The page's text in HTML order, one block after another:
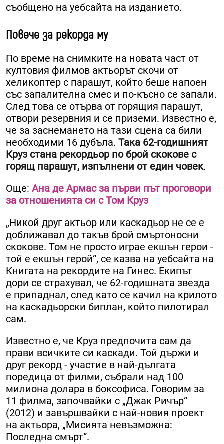
съобщено на уебсайта на изданието.
Повече за рекорда му
По време на снимките на новата част от
култовия филмов актьорът скочи от
хеликоптер с парашут, който беше напоен
със запалителна смес и по-късно се запали.
След това се отърва от горящия парашут,
отвори резервния и се приземи. Известно е,
че за заснемането на тази сцена са били
необходими 16 дубъла. Така 62-годишният
Круз стана рекордьор по брой скокове с
горящ парашут, изпълнени от един човек.
Още: Ана де Армас за първи път проговори
за отношенията си с Том Круз
„Никой друг актьор или каскадьор не се е
доближавал до такъв брой смъртоносни
скокове. Том не просто играе екшън герои -
той е екшън герой“, се казва на уебсайта на
Книгата на рекордите на Гинес. Екипът
дори се страхувал, че 62-годишната звезда
е припаднал, след като се качил на крилото
на каскадьорски биплан, който пилотирал
сам.
Известно е, че Круз предпочита сам да
прави всичките си каскади. Той държи и
друг рекорд - участие в най-дългата
поредица от филми, събрали над 100
милиона долара в боксофиса. Говорим за
11 филма, започвайки с „Джак Ричър“
(2012) и завършвайки с най-новия проект
на актьора, „Мисията невъзможна:
Последна смърт“.